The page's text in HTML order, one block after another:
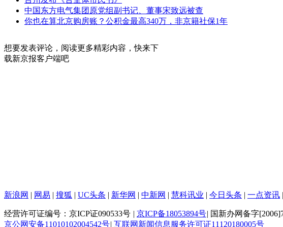
中国东方电气集团原党组副书记、董事宋致远被查
你也在算北京购房账？公积金最高340万，非京籍社保1年
想要发表评论，阅读更多精彩内容，快来下
载新京报客户端吧
新浪网 | 网易 | 搜狐 | UC头条 | 新华网 | 中新网 | 慧科讯业 | 今日头条 | 一点资讯 |
经营许可证编号：京ICP证090533号 | 京ICP备18053894号| 国新办网备字
京公网安备11010102004542号| 互联网新闻信息服务许可证11120180005号